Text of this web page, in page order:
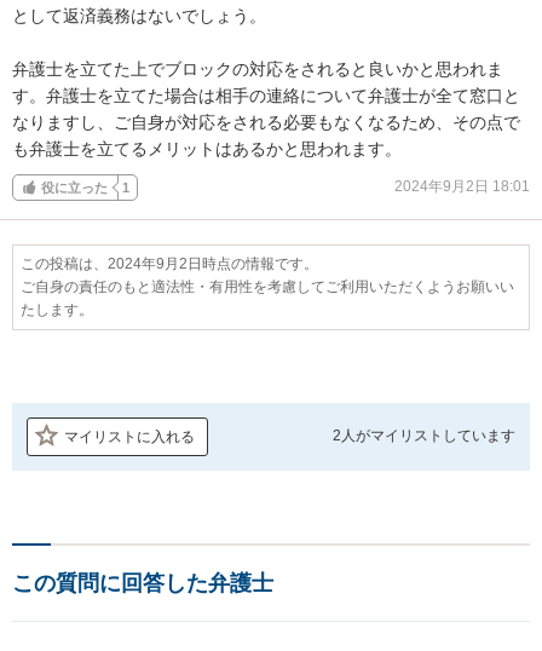
として返済義務はないでしょう。
弁護士を立てた上でブロックの対応をされると良いかと思われま
す。弁護士を立てた場合は相手の連絡について弁護士が全て窓口と
なりますし、ご自身が対応をされる必要もなくなるため、その点で
も弁護士を立てるメリットはあるかと思われます。
役に立った 1 2024年9月2日 18:01
この投稿は、2024年9月2日時点の情報です。
ご自身の責任のもと適法性・有用性を考慮してご利用いただくようお願いい
たします。
マイリストに入れる 2人がマイリストしています
この質問に回答した弁護士